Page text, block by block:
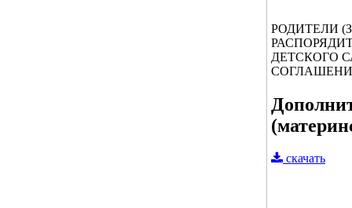
РОДИТЕЛИ
ДЕТСКОГО
скачать